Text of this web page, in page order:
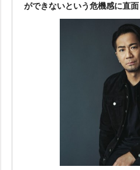
ができないという危機感に直面